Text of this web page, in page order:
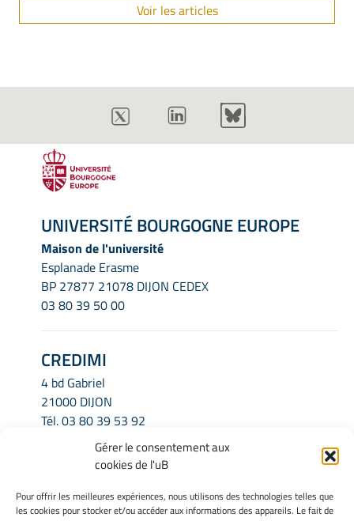
Gérer le consentement aux
cookies de l'uB
Pour offrir les meilleures expériences, nous utilisons des technologies telles que
les cookies pour stocker et/ou accéder aux informations des appareils. Le fait de
Voir les articles
UNIVERSITÉ BOURGOGNE EUROPE
Maison de l'université
Esplanade Erasme
BP 27877 21078 DIJON CEDEX
03 80 39 50 00
CREDIMI
4 bd Gabriel
21000 DIJON
Tél.03 80 39 53 92
credimi.secretariat@u-bourgogne.fr
INFORMATIONS LÉGALES
Mentions légales